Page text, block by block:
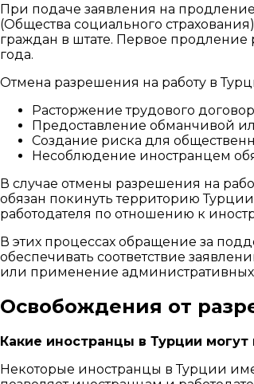
При подаче заявления на
(Общества социального
граждан в штате. Первое
года.
Отмена разрешения на работу в
Расторжение трудового
Предоставление обманчивой
Создание риска для
Несоблюдение иностранцем
В случае отмены разрешения на
обязан покинуть территорию
работодателя по отношению к
В этих процессах обращение за
обеспечивать соответствие
или применение административных
Освобождения от
Какие иностранцы в Турции
Некоторые иностранцы в Турции